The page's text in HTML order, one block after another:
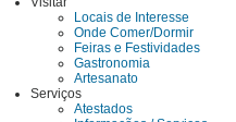
Locais de Interesse
Onde Comer/Dormir
Feiras e Festividades
Gastronomia
Artesanato
Serviços
Atestados